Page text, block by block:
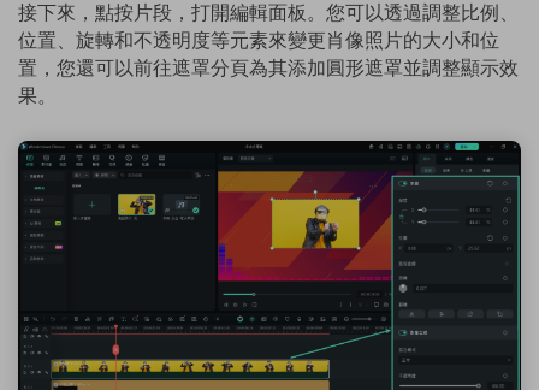
接下來，點按片段，打開編輯面板。您可以透過調整比例、
位置、旋轉和不透明度等元素來變更肖像照片的大小和位
置，您還可以前往遮罩分頁為其添加圓形遮罩並調整顯示效
果。